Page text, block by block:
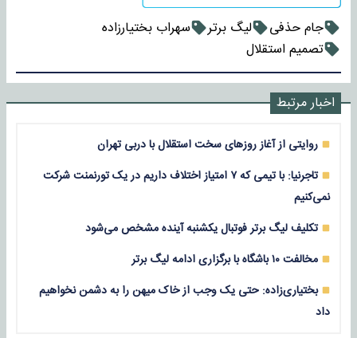
جام حذفی لیگ برتر
سهراب بختیارزاده
تصمیم استقلال
اخبار مرتبط
روایتی از آغاز روزهای سخت استقلال با دربی تهران
تاجرنیا: با تیمی که ۷ امتیاز اختلاف داریم در یک تورنمنت شرکت
نمی‌کنیم
تکلیف لیگ برتر فوتبال یکشنبه آینده مشخص می‌شود
مخالفت ۱۰ باشگاه با برگزاری ادامه لیگ برتر
بختیاری‌زاده: حتی یک وجب از خاک میهن را به دشمن نخواهیم
داد